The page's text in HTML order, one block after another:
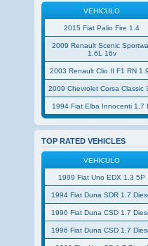
VEHICULO
2015 Fiat Palio Fire 1.4
2009 Renault Scenic
1.6L 16v
2003 Renault Clio II F1 RN
2009 Chevrolet Corsa Classic
1994 Fiat Elba Innocenti 1.7
TOP RATED VEHICLES
VEHICULO
1999 Fiat Uno EDX 1.3 5P
1994 Fiat Duna SDR 1.7
1996 Fiat Duna CSD 1.7
1996 Fiat Duna CSD 1.7